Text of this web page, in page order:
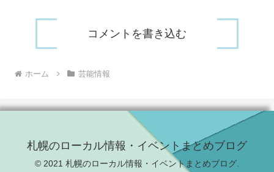
コメントを書き込む
ホーム 芸能情報
札幌のローカル情報・イベントまとめブログ
© 2021 札幌のローカル情報・イベントまとめブログ.